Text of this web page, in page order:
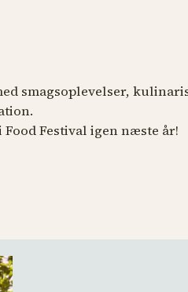
smagsoplevelser,
Festival igen næste år!